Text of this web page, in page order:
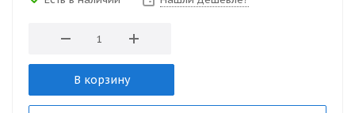
В корзину